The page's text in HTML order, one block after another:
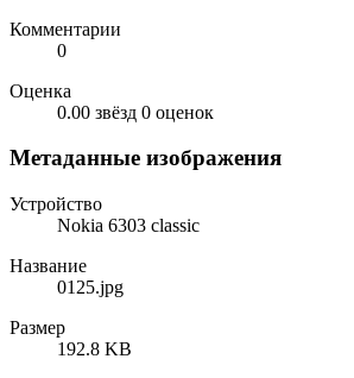
Комментарии
0
Оценка
0.00 звёзд 0 оценок
Метаданные изображения
Устройство
Nokia 6303 classic
Название
0125.jpg
Размер
192.8 KB